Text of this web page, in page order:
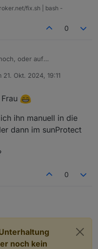
für SunProtect
fix.sh | bash -
0
oder auf
21. Okt. 2024, 19:11
von
ihn manuell in die
dann im sunProtect
0
noch kein